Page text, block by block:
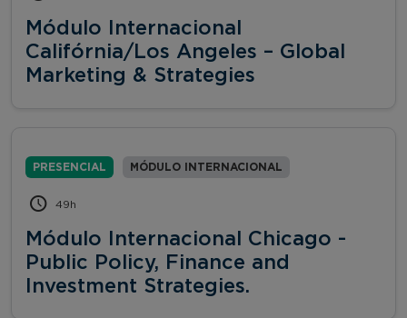
Módulo Internacional
Califórnia/Los Angeles – Global
Marketing & Strategies
PRESENCIAL MÓDULO INTERNACIONAL
49h
Módulo Internacional Chicago -
Public Policy, Finance and
Investment Strategies.